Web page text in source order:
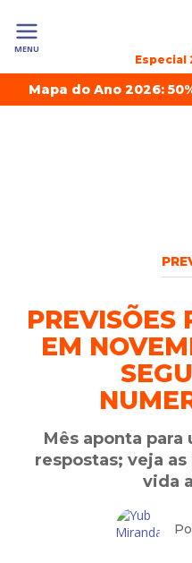
MENU
Especial
Mapa do Ano 2026:
PREVISÕES
EM
Mês aponta
respostas; veja
vida